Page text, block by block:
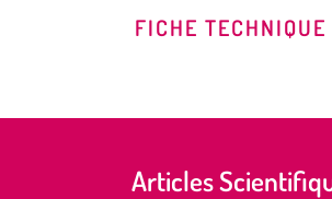
FICHE TECHNIQUE
Articles